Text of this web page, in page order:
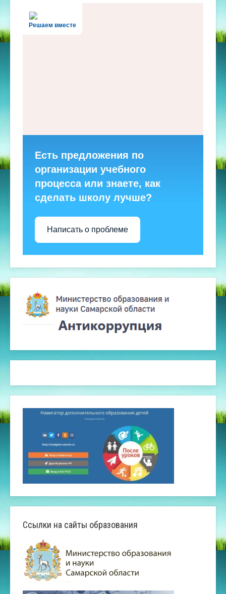
Решаем вместе
Есть предложения по
организации учебного
процесса или знаете, как
сделать школу лучше?
Написать о проблеме
Ссылки на сайты образования